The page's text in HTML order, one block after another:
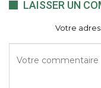
LAISSER UN
Votre